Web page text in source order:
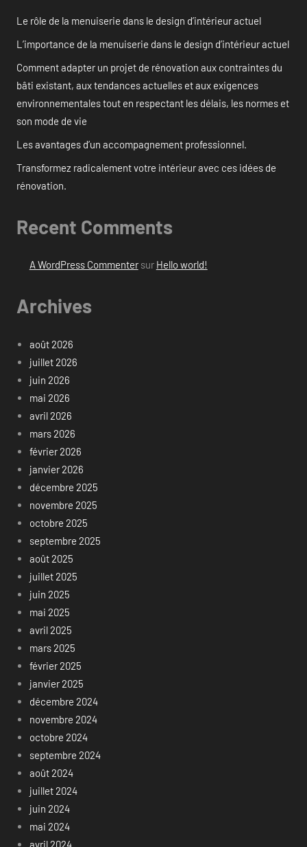
Le rôle de la menuiserie dans le design d’intérieur actuel
L’importance de la menuiserie dans le design d’intérieur actuel
Comment adapter un projet de rénovation aux contraintes du
bâti existant, aux tendances actuelles et aux exigences
environnementales tout en respectant les délais, les normes et
son mode de vie
Les avantages d’un accompagnement professionnel.
Transformez radicalement votre intérieur avec ces idées de
rénovation.
Recent Comments
A WordPress Commentersur Hello world!
Archives
août 2026
juillet 2026
juin 2026
mai 2026
avril 2026
mars 2026
février 2026
janvier 2026
décembre 2025
novembre 2025
octobre 2025
septembre 2025
août 2025
juillet 2025
juin 2025
mai 2025
avril 2025
mars 2025
février 2025
janvier 2025
décembre 2024
novembre 2024
octobre 2024
septembre 2024
août 2024
juillet 2024
juin 2024
mai 2024
avril 2024